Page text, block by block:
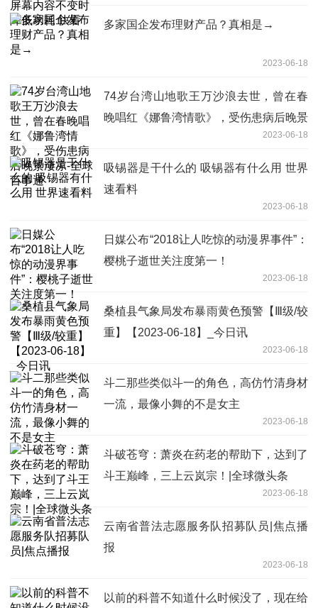
多家国企发布理财产品？真相是→
2023-06-18
74岁台湾山地歌王万沙浪去世，曾在春
晚唱红《娜鲁湾情歌》，受伤患病后晚景
2023-06-18
吸锡器是干什么的 吸锡器有什么用 世界
速看料
2023-06-18
日媒公布“2018让人吃惊的动漫界事件”：
樱桃子逝世关注度第一！
2023-06-18
桑植县气象局发布暴雨黄色预警【Ⅲ级/较
重】【2023-06-18】_今日讯
2023-06-18
斗二那些类似斗一的角色，高仿竹清身材
一流，最像小舞的不是女主
2023-06-18
斗破苍穹：萧炎在药老的帮助下，达到了
斗王巅峰，三上云岚宗！|全球微头条
2023-06-18
云南省普法志愿服务队招募队员|焦点播
报
2023-06-18
以前的科普不知道什么时候没了，现在给